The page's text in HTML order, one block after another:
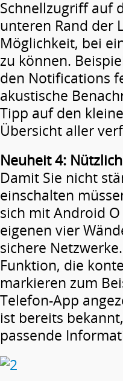
Schnellzugriff auf
unteren Rand der
Möglichkeit, bei
zu können.
den Notifications
akustische
Tipp auf den
Übersicht aller
Neuheit 4:
Damit Sie nicht
einschalten
sich mit Android
eigenen vier
sichere
Funktion, die
markieren zum
Telefon-App
ist bereits
passende